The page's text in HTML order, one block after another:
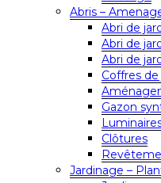
Abris –
Abri de
Abri de
Abri de
Coffres de
Gazon
Clôtures
Jardinage –